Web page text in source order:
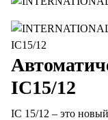
IC15/12
IC 15/12 – это